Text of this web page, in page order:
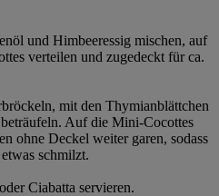
und Himbeeressig mischen, auf
verteilen und zugedeckt für ca.
mit den Thymianblättchen
Auf die Mini-Cocottes
ohne Deckel weiter garen, sodass
schmilzt.
Ciabatta servieren.